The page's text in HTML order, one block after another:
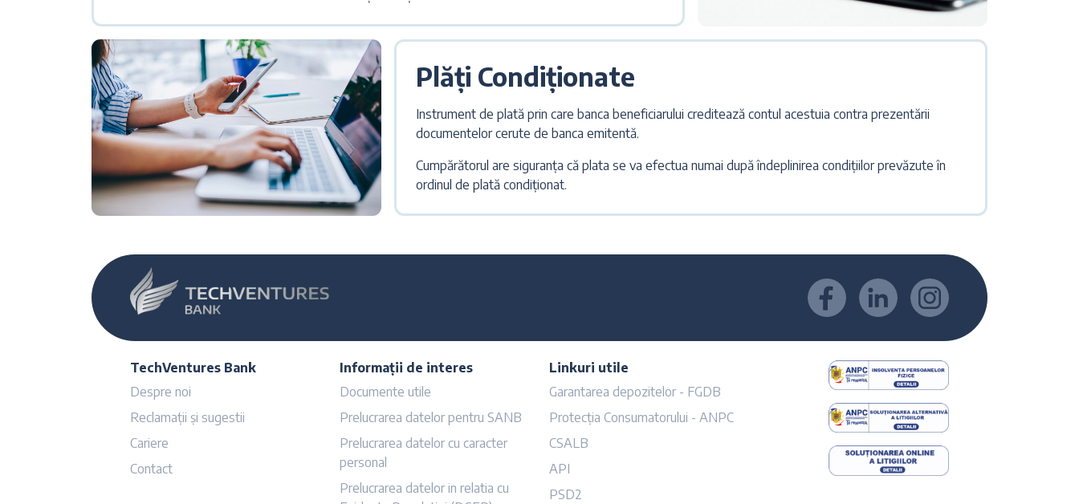
Plăți Condiționate
Instrument de plată prin care banca beneficiarului creditează contul acestuia contra prezentării
documentelor cerute de banca emitentă.
Cumpărătorul are siguranța că plata se va efectua numai după îndeplinirea condițiilor prevăzute în
ordinul de plată condiționat.
TechVentures Bank
Despre noi
Reclamații și sugestii
Cariere
Contact
Informații de interes
Documente utile
Prelucrarea datelor pentru SANB
Prelucrarea datelor cu caracter
personal
Prelucrarea datelor in relatia cu
Linkuri utile
Garantarea depozitelor - FGDB
Protecția Consumatorului - ANPC
CSALB
API
PSD2